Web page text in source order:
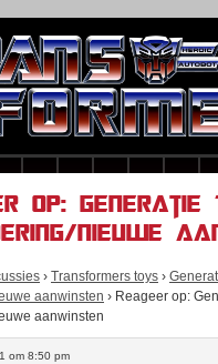
op: Generatie 1
nieuwe
› Transformers toys ›
aanwinsten › Reageer op:
aanwinsten
om 8:50 pm